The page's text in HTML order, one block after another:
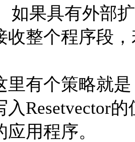
如果具有外部
收整个程序段
个策略就是
入Resetvector
应用程序。